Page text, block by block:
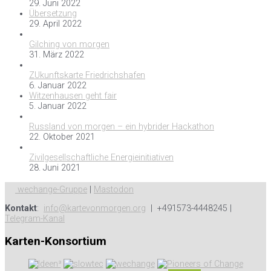
29. Juni 2022
Übersetzung
29. April 2022
Gilching von morgen
31. März 2022
ZUkunftskarte Friedrichshafen
6. Januar 2022
Witzenhausen geht fair
5. Januar 2022
Russland von morgen – ein hybrider Hackathon
22. Oktober 2021
Zivilgesellschaftliche Energieinitiativen
28. Juni 2021
wechange-Gruppe
Mastodon
Kontakt: info@kartevonmorgen.org | +491573-4448245 |
Telegram-Kanal
Karten-Konsortium